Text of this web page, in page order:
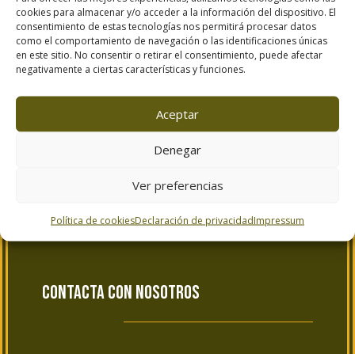
cookies para almacenar y/o acceder a la información del dispositivo. El
consentimiento de estas tecnologías nos permitirá procesar datos
como el comportamiento de navegación o las identificaciones únicas
en este sitio. No consentir o retirar el consentimiento, puede afectar
negativamente a ciertas características y funciones.
Aceptar
Denegar
Ver preferencias
Política de cookiesDeclaración de privacidadImpressum
El Poder de la Agricultura Regenerativa
contacta con nosotros